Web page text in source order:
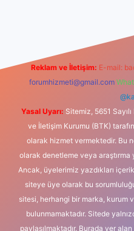
Reklam ve İletişim: E-mail:
forumhizmeti@gmail.com
Yasal Uyarı: Sitemiz, 5651
ve İletişim Kurumu (BTK)
olarak hizmet vermektedir. Bu
olarak denetleme veya
Ancak, üyelerimiz yazdıkları
siteye üye olarak bu
sitesi, herhangi bir marka, kurum
bulunmamaktadır. Sitede
paylaşılmaktadır. Burada yer